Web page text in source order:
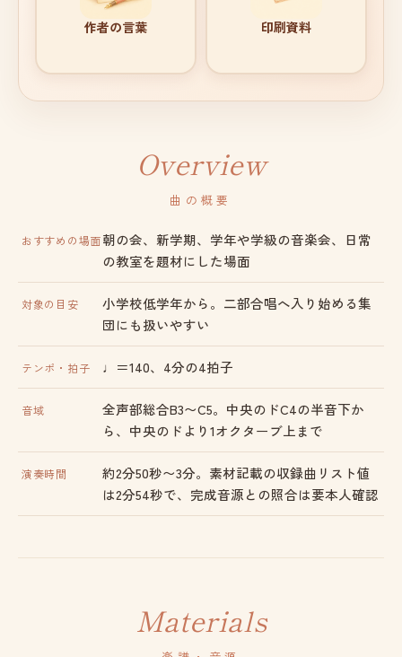
作者の言葉 印刷資料
Overview
曲の概要
おすすめの場面朝の会、新学期、学年や学級の音楽会、日常
の教室を題材にした場面
対象の目安
小学校低学年から。二部合唱へ入り始める集
団にも扱いやすい
テンポ・拍子 ♩＝140、4分の4拍子
音域
全声部総合B3〜C5。中央のドC4の半音下か
ら、中央のドより1オクターブ上まで
演奏時間
約2分50秒〜3分。素材記載の収録曲リスト値
は2分54秒で、完成音源との照合は要本人確認
Materials